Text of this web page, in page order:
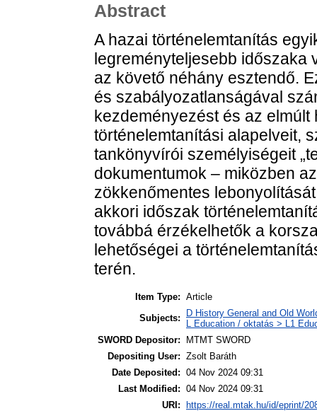
Abstract
A hazai történelemtanítás
legreményteljesebb időszaka
az követő néhány esztendő.
és szabályozatlanságával
kezdeményezést és az
történelemtanítási alapelveit,
tankönyvírói személyiségeit
dokumentumok – miközben
zökkenőmentes
akkori időszak
továbbá érzékelhetők a
lehetőségei a
terén.
Item Type: Article
Subjects:
D History General and Old
L Education / oktatás > L1
SWORD Depositor:
MTMT SWORD
Depositing User: Zsolt Baráth
Date Deposited: 04 Nov 2024 09:31
Last Modified: 04 Nov 2024 09:31
URI: https://real.mtak.hu/id/eprint/